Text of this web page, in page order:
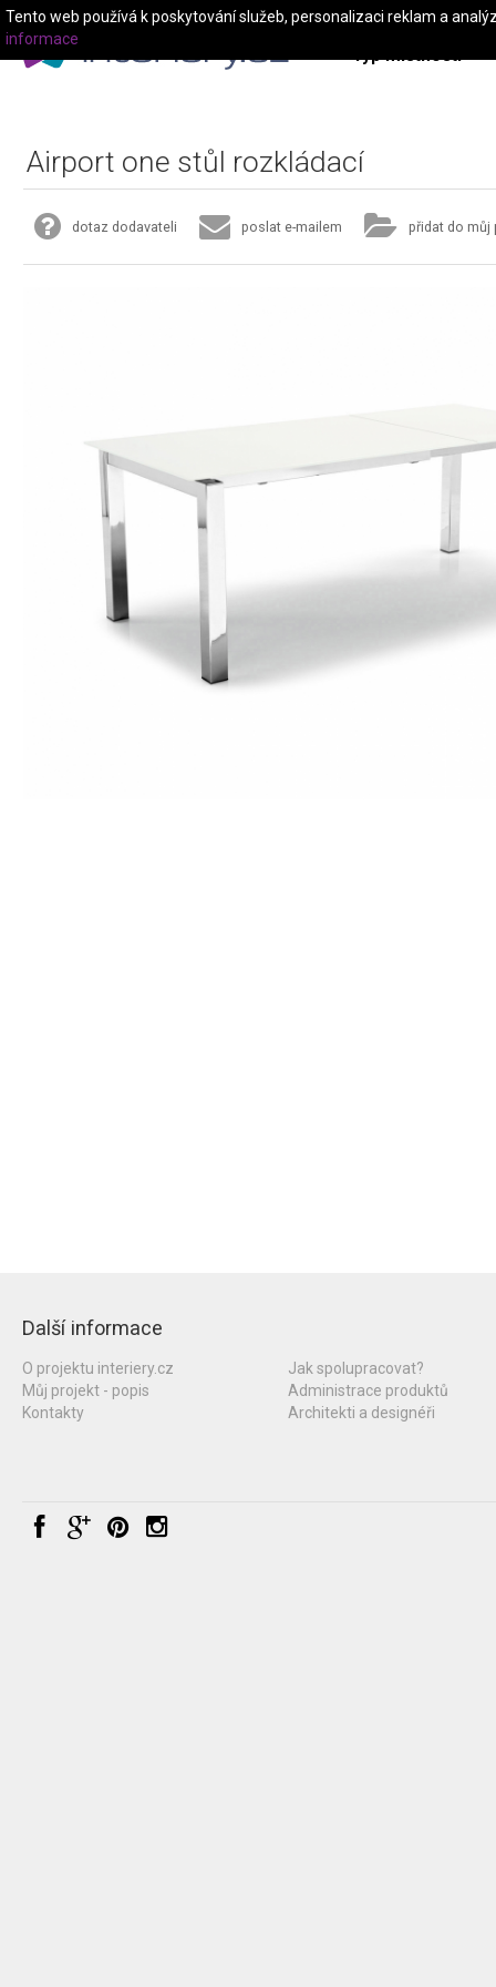
Typ místnosti
Airport one stůl rozkládací
dotaz dodavateli poslat e-mailem přidat do můj
Další informace
O projektu interiery.cz
Můj projekt - popis
Kontakty
Jak spolupracovat?
Administrace produktů
Architekti a designéři
Tento web používá k poskytování služeb, personalizaci reklam a
informace